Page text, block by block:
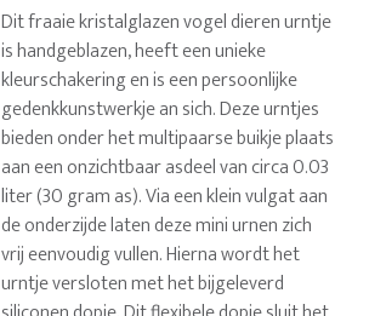
Dit fraaie kristalglazen vogel dieren urntje
is handgeblazen, heeft een unieke
kleurschakering en is een persoonlijke
gedenkkunstwerkje an sich. Deze urntjes
bieden onder het multipaarse buikje plaats
aan een onzichtbaar asdeel van circa 0.03
liter (30 gram as). Via een klein vulgat aan
de onderzijde laten deze mini urnen zich
vrij eenvoudig vullen. Hierna wordt het
urntje versloten met het bijgeleverd